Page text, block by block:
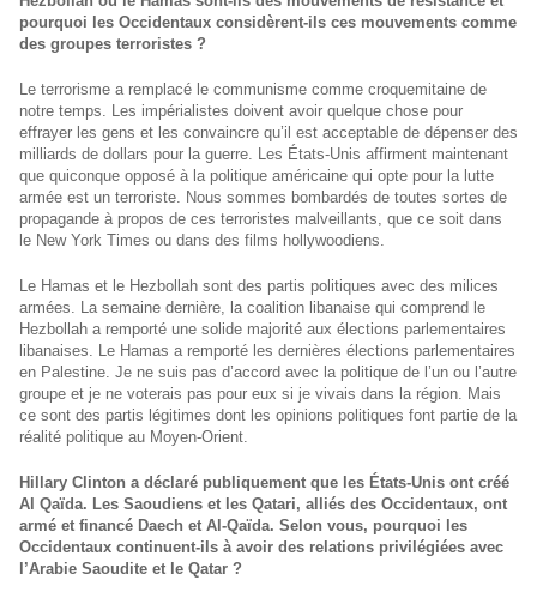
pourquoi les Occidentaux considèrent-ils ces mouvements comme
des groupes terroristes ?
Le terrorisme a remplacé le communisme comme croquemitaine de
notre temps. Les impérialistes doivent avoir quelque chose pour
effrayer les gens et les convaincre qu’il est acceptable de dépenser des
milliards de dollars pour la guerre. Les États-Unis affirment maintenant
que quiconque opposé à la politique américaine qui opte pour la lutte
armée est un terroriste. Nous sommes bombardés de toutes sortes de
propagande à propos de ces terroristes malveillants, que ce soit dans
le New York Times ou dans des films hollywoodiens.
Le Hamas et le Hezbollah sont des partis politiques avec des milices
armées. La semaine dernière, la coalition libanaise qui comprend le
Hezbollah a remporté une solide majorité aux élections parlementaires
libanaises. Le Hamas a remporté les dernières élections parlementaires
en Palestine. Je ne suis pas d’accord avec la politique de l’un ou l’autre
groupe et je ne voterais pas pour eux si je vivais dans la région. Mais
ce sont des partis légitimes dont les opinions politiques font partie de la
réalité politique au Moyen-Orient.
Hillary Clinton a déclaré publiquement que les États-Unis ont créé
Al Qaïda. Les Saoudiens et les Qatari, alliés des Occidentaux, ont
armé et financé Daech et Al-Qaïda. Selon vous, pourquoi les
Occidentaux continuent-ils à avoir des relations privilégiées avec
l’Arabie Saoudite et le Qatar ?